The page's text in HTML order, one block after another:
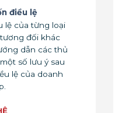
điều lệ
lệ của từng loại
đối khác
dẫn các thủ
số lưu ý sau
lệ của doanh